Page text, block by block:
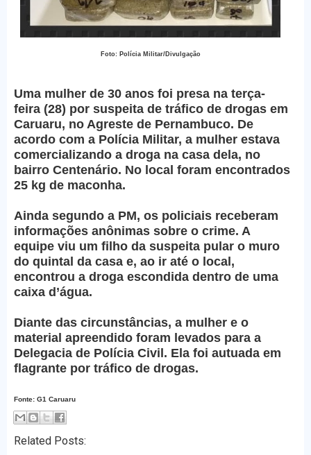
Foto: Polícia Militar/Divulgação
Uma mulher de 30 anos foi presa na terça-
feira (28) por suspeita de tráfico de drogas em
Caruaru, no Agreste de Pernambuco. De
acordo com a Polícia Militar, a mulher estava
comercializando a droga na casa dela, no
bairro Centenário. No local foram encontrados
25 kg de maconha.
Ainda segundo a PM, os policiais receberam
informações anônimas sobre o crime. A
equipe viu um filho da suspeita pular o muro
do quintal da casa e, ao ir até o local,
encontrou a droga escondida dentro de uma
caixa d’água.
Diante das circunstâncias, a mulher e o
material apreendido foram levados para a
Delegacia de Polícia Civil. Ela foi autuada em
flagrante por tráfico de drogas.
Fonte: G1 Caruaru
Related Posts: